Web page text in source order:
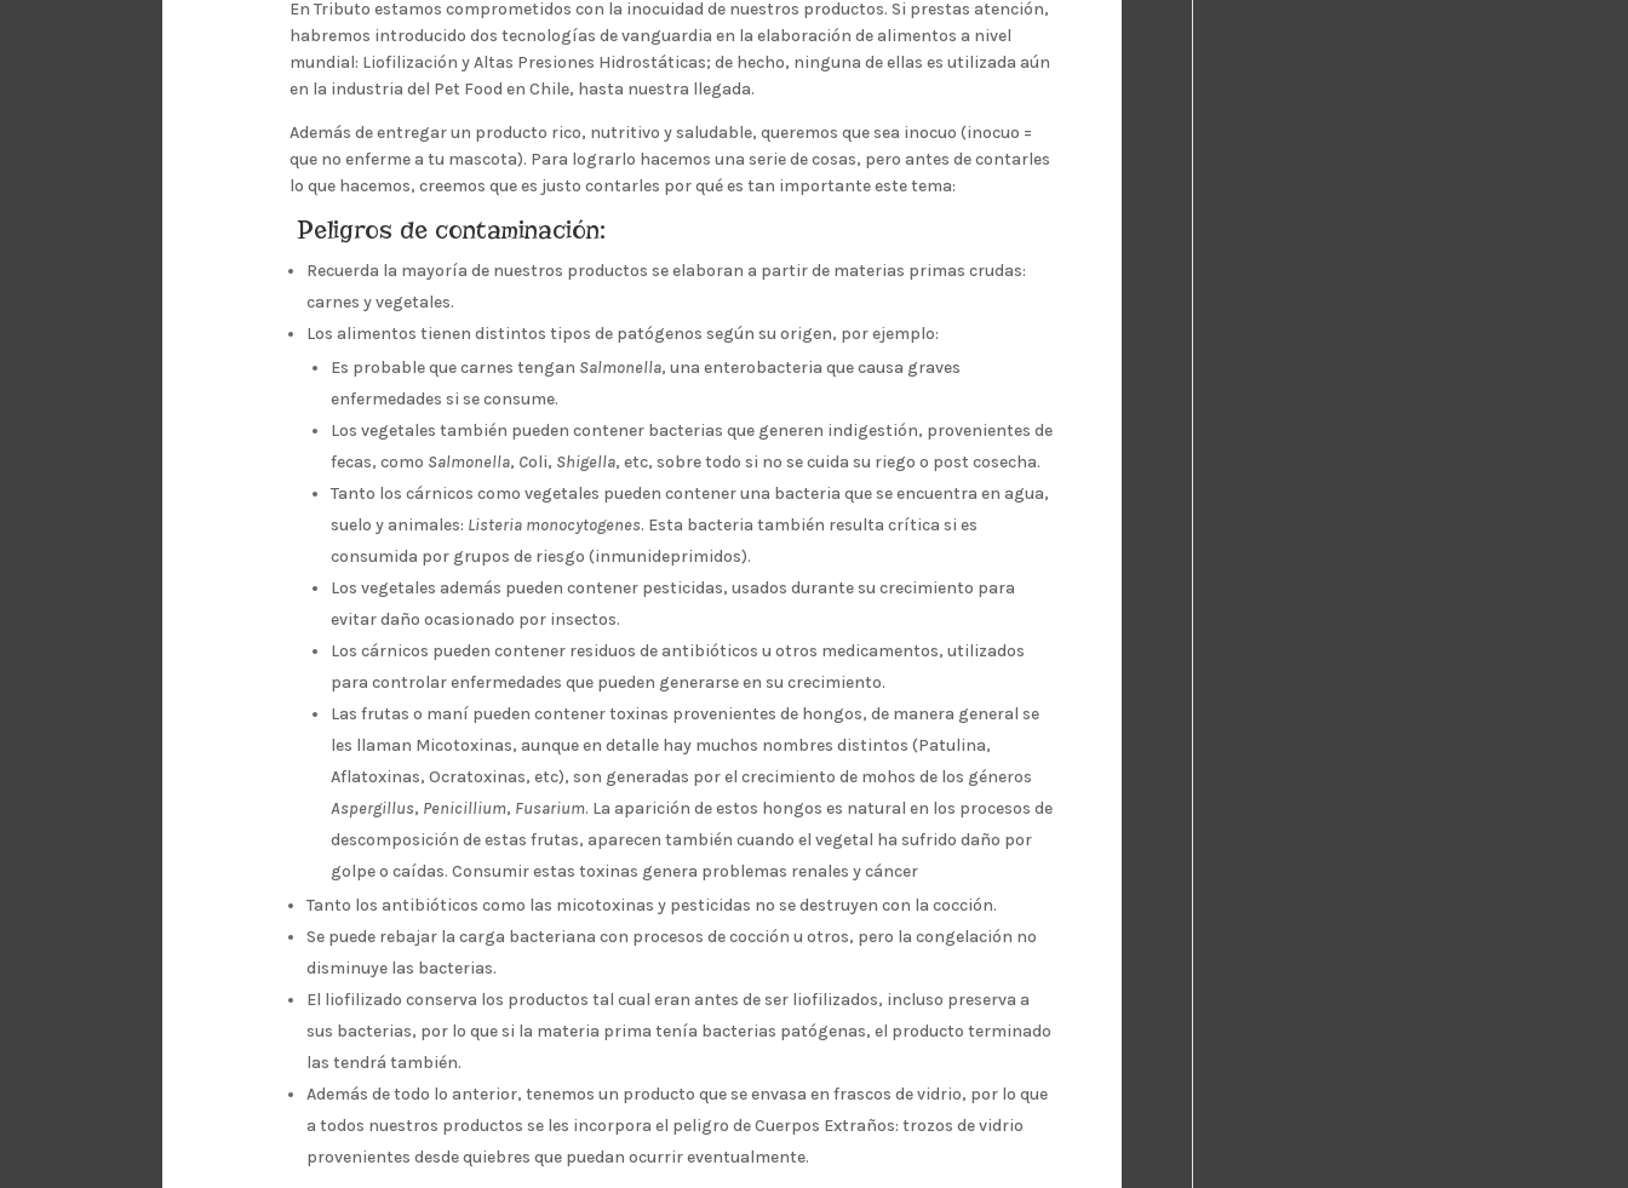
En Tributo estamos comprometidos con la inocuidad de nuestros productos. Si prestas atención,
habremos introducido dos tecnologías de vanguardia en la elaboración de alimentos a nivel
mundial: Liofilización y Altas Presiones Hidrostáticas; de hecho, ninguna de ellas es utilizada aún
en la industria del Pet Food en Chile, hasta nuestra llegada.
Además de entregar un producto rico, nutritivo y saludable, queremos que sea inocuo (inocuo =
que no enferme a tu mascota). Para lograrlo hacemos una serie de cosas, pero antes de contarles
lo que hacemos, creemos que es justo contarles por qué es tan importante este tema:
Peligros de contaminación:
Recuerda la mayoría de nuestros productos se elaboran a partir de materias primas crudas:
carnes y vegetales.
Los alimentos tienen distintos tipos de patógenos según su origen, por ejemplo:
Es probable que carnes tengan Salmonella, una enterobacteria que causa graves
enfermedades si se consume.
Los vegetales también pueden contener bacterias que generen indigestión, provenientes de
fecas, como Salmonella, Coli, Shigella, etc, sobre todo si no se cuida su riego o post cosecha.
Tanto los cárnicos como vegetales pueden contener una bacteria que se encuentra en agua,
suelo y animales: Listeria monocytogenes. Esta bacteria también resulta crítica si es
consumida por grupos de riesgo (inmunideprimidos).
Los vegetales además pueden contener pesticidas, usados durante su crecimiento para
evitar daño ocasionado por insectos.
Los cárnicos pueden contener residuos de antibióticos u otros medicamentos, utilizados
para controlar enfermedades que pueden generarse en su crecimiento.
Las frutas o maní pueden contener toxinas provenientes de hongos, de manera general se
les llaman Micotoxinas, aunque en detalle hay muchos nombres distintos (Patulina,
Aflatoxinas, Ocratoxinas, etc), son generadas por el crecimiento de mohos de los géneros
Aspergillus, Penicillium, Fusarium. La aparición de estos hongos es natural en los procesos de
descomposición de estas frutas, aparecen también cuando el vegetal ha sufrido daño por
golpe o caídas. Consumir estas toxinas genera problemas renales y cáncer
Tanto los antibióticos como las micotoxinas y pesticidas no se destruyen con la cocción.
Se puede rebajar la carga bacteriana con procesos de cocción u otros, pero la congelación no
disminuye las bacterias.
El liofilizado conserva los productos tal cual eran antes de ser liofilizados, incluso preserva a
sus bacterias, por lo que si la materia prima tenía bacterias patógenas, el producto terminado
las tendrá también.
Además de todo lo anterior, tenemos un producto que se envasa en frascos de vidrio, por lo que
a todos nuestros productos se les incorpora el peligro de Cuerpos Extraños: trozos de vidrio
provenientes desde quiebres que puedan ocurrir eventualmente.